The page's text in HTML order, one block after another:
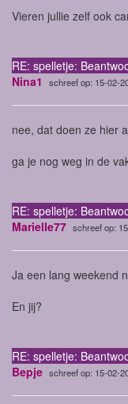
Vieren jullie zelf ook
RE: spelletje:
Nina1
schreef op: 15-02-
nee, dat doen ze hier
ga je nog weg in de
RE: spelletje:
Marielle77 schreef op:
Ja een lang weekend
En jij?
RE: spelletje:
Bepje schreef op: 15-02-